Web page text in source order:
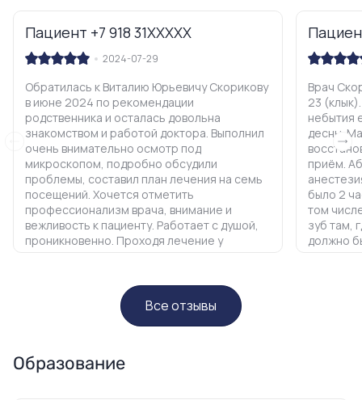
Пациент +7 918 31XXXXX
2024-07-29
Обратилась к Виталию Юрьевичу Скорикову
в июне 2024 по рекомендации
родственника и осталась довольна
знакомством и работой доктора. Выполнил
очень внимательно осмотр под
микроскопом, подробно обсудили
проблемы, составил план лечения на семь
посещений. Хочется отметить
профессионализм врача, внимание и
вежливость к пациенту. Работает с душой,
проникновенно. Проходя лечение у
после лечения) с желаемым результатом!
Удалены без боли штифты/вкладки анкеров,
лечение каналов, эстетическое и
фотополимеров! Рекомендую! Желаю
доктору успехов! С большой
Врач
23
небытия
десны.
приём.
было 2
том
зуб там,
должно
Все отзывы
Образование